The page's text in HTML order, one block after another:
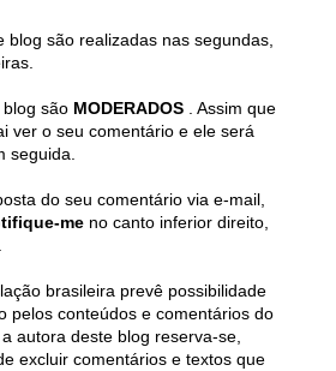
blog são realizadas nas segundas,
são MODERADOS . Assim que
ver o seu comentário e ele será
seguida.
do seu comentário via e-mail,
me no canto inferior direito,
brasileira prevê possibilidade
pelos conteúdos e comentários do
autora deste blog reserva-se,
excluir comentários e textos que